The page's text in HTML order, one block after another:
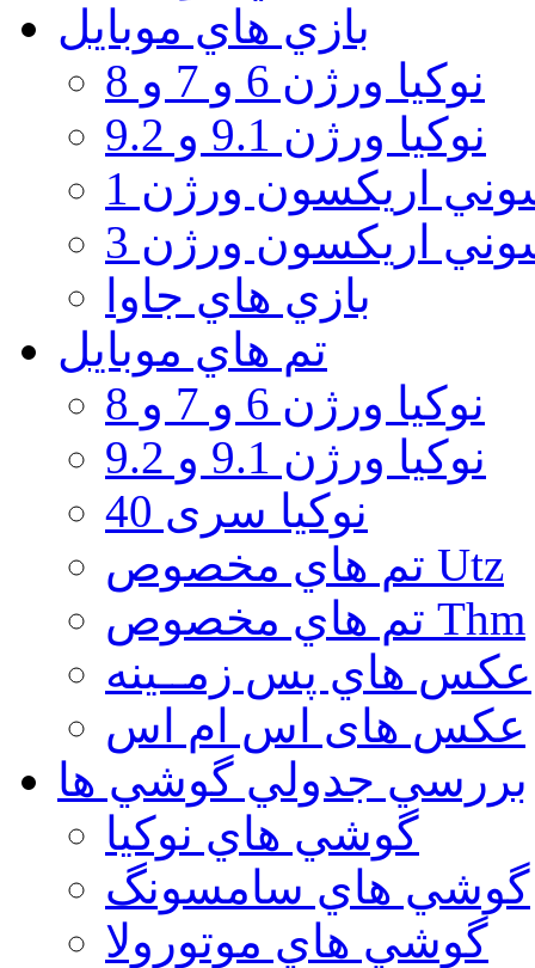
بازي هاي موبايل
نوكيا ورژن 6 و 7 و 8
نوكيا ورژن 9.1 و 9.2
اريكسون ورژن 1
اريكسون ورژن 3
بازي هاي جاوا
تم هاي موبايل
نوكيا ورژن 6 و 7 و 8
نوكيا ورژن 9.1 و 9.2
نوکیا سری 40
تم هاي مخصوص Utz
تم هاي مخصوص Thm
عكس هاي پس زمــينه
عكس های اس ام اس
بررسي جدولي گوشي ها
گوشي هاي نوكيا
گوشي هاي سامسونگ
گوشي هاي موتورولا